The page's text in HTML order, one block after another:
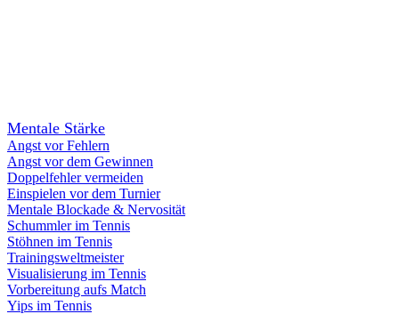
Mentale Stärke
Angst vor Fehlern
Angst vor dem Gewinnen
Doppelfehler vermeiden
Einspielen vor dem Turnier
Mentale Blockade & Nervosität
Schummler im Tennis
Stöhnen im Tennis
Trainingsweltmeister
Visualisierung im Tennis
Vorbereitung aufs Match
Yips im Tennis